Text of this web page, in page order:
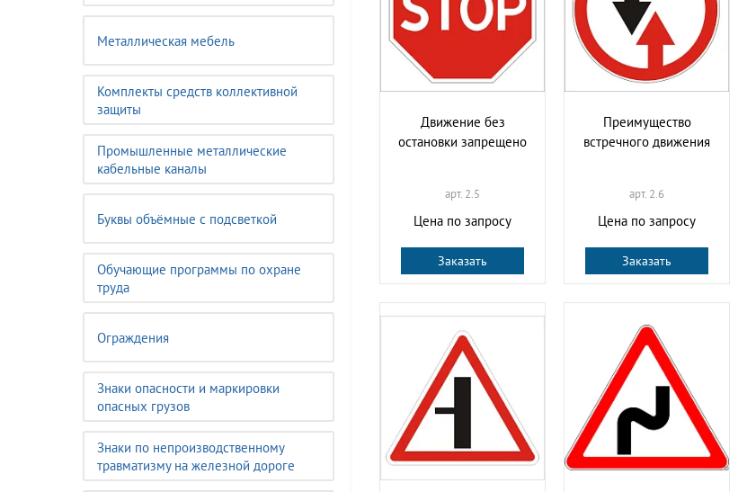
Металлическая мебель
Комплекты средств коллективной
защиты
Промышленные металлические
кабельные каналы
Буквы объёмные с подсветкой
Обучающие программы по охране
труда
Ограждения
Знаки опасности и маркировки
опасных грузов
Знаки по непроизводственному
травматизму на железной дороге
Движение без
остановки запрещено
арт. 2.5
Цена по запросу
Заказать
Преимущество
встречного движения
арт. 2.6
Цена по запросу
Заказать